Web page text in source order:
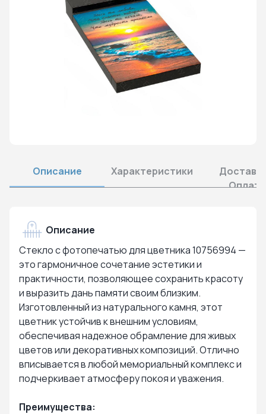
Описание Характеристики
Оплата
Описание
Стекло с фотопечатью для цветника 10756994 —
это гармоничное сочетание эстетики и
практичности, позволяющее сохранить красоту
и выразить дань памяти своим близким.
Изготовленный из натурального камня, этот
цветник устойчив к внешним условиям,
обеспечивая надежное обрамление для живых
цветов или декоративных композиций. Отлично
вписывается в любой мемориальный комплекс и
подчеркивает атмосферу покоя и уважения.
Преимущества: